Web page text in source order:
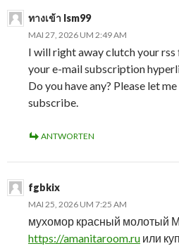
ทางเข้า lsm99
MAI 27, 2026 UM 2:49 AM
I will right away clutch your rss
your e-mail subscription
Do you have any? Please let
subscribe.
ANTWORTEN
fgbkix
MAI 25, 2026 UM 7:25 AM
мухомор красный молотый
https://amanitaroom.ru или